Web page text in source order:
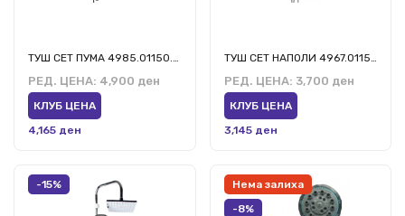
РЕД. ЦЕНА: 4,900 ден
КЛУБ ЦЕНА
4,165 ден
РЕД. ЦЕНА: 3,700 ден
КЛУБ ЦЕНА
3,145 ден
-15%
Нема залиха
-8%